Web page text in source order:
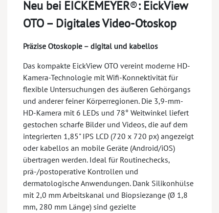
Neu bei EICKEMEYER®: EickView
OTO – Digitales Video-Otoskop
Präzise Otoskopie – digital und kabellos
Das kompakte EickView OTO vereint moderne HD-
Kamera-Technologie mit Wifi-Konnektivität für
flexible Untersuchungen des äußeren Gehörgangs
und anderer feiner Körperregionen. Die 3,9-mm-
HD-Kamera mit 6 LEDs und 78° Weitwinkel liefert
gestochen scharfe Bilder und Videos, die auf dem
integrierten 1,85" IPS LCD (720 x 720 px) angezeigt
oder kabellos an mobile Geräte (Android/iOS)
übertragen werden. Ideal für Routinechecks,
prä-/postoperative Kontrollen und
dermatologische Anwendungen. Dank Silikonhülse
mit 2,0 mm Arbeitskanal und Biopsiezange (Ø 1,8
mm, 280 mm Länge) sind gezielte